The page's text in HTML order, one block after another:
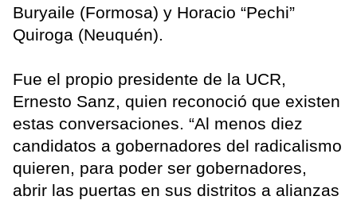
Buryaile (Formosa) y Horacio “Pechi”
Quiroga (Neuquén).
Fue el propio presidente de la UCR,
Ernesto Sanz, quien reconoció que existen
estas conversaciones. “Al menos diez
candidatos a gobernadores del radicalismo
quieren, para poder ser gobernadores,
abrir las puertas en sus distritos a alianzas